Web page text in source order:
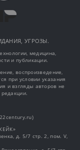
УГРОЗЫ.
медицина,
и публикации.
воспроизведение,
при условии указания
и взгляды авторов не
д. 5/7 стр. 2, пом. V,